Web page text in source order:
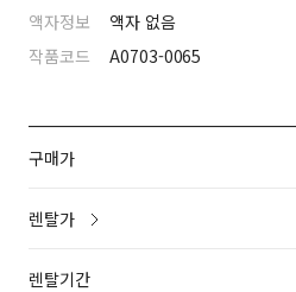
액자정보
액자 없음
작품코드
A0703-0065
구매가
렌탈가
렌탈기간